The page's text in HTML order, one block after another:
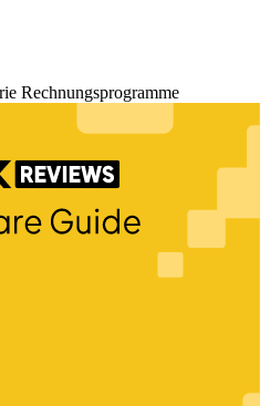
Rechnungsprogramme